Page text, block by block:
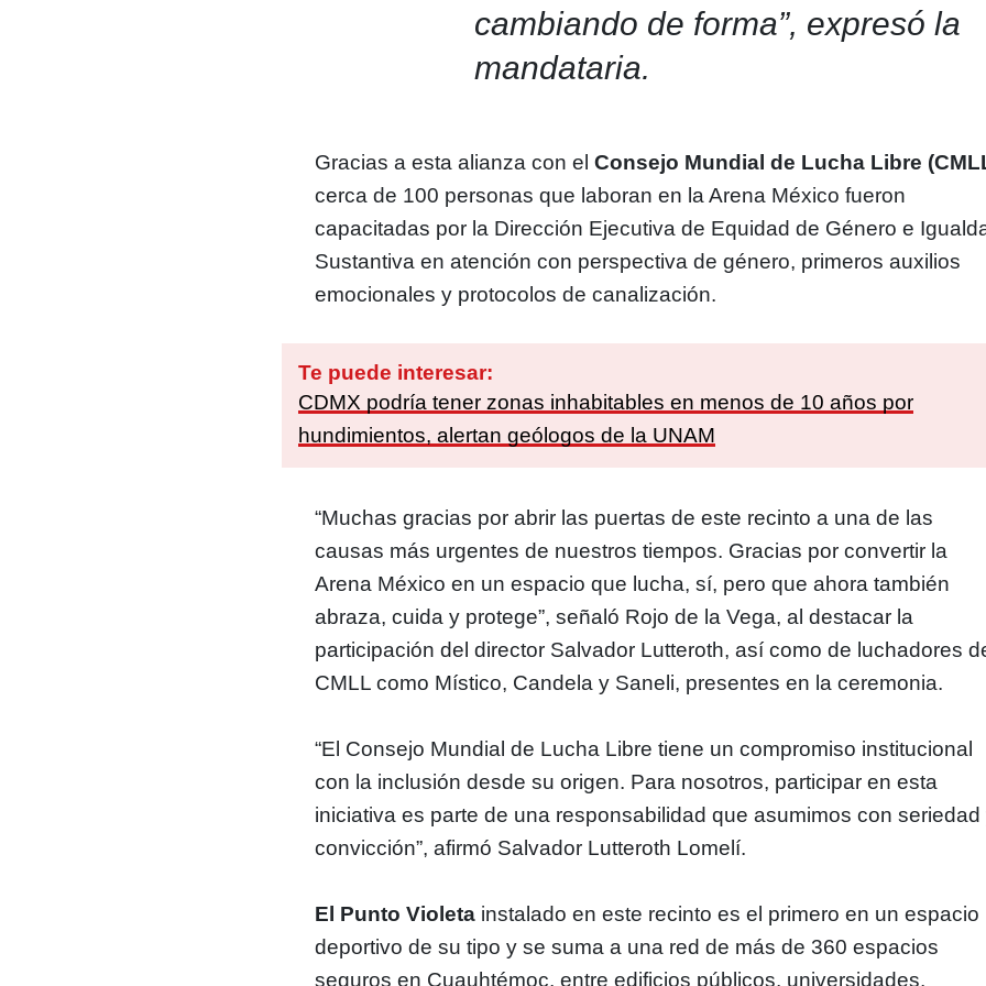
cambiando de forma”, expresó la
mandataria.
Gracias a esta alianza con elConsejo Mundial de Lucha Libre
cerca de 100 personas que laboran en la Arena México fueron
capacitadas por la Dirección Ejecutiva de Equidad de Género e
Sustantiva en atención con perspectiva de género, primeros auxilios
emocionales y protocolos de canalización.
Te puede interesar:
CDMX podría tener zonas inhabitables en menos de 10 años por
hundimientos, alertan geólogos de la UNAM
“Muchas gracias por abrir las puertas de este recinto a una de las
causas más urgentes de nuestros tiempos. Gracias por convertir la
Arena México en un espacio que lucha, sí, pero que ahora también
abraza, cuida y protege”, señaló Rojo de la Vega, al destacar la
participación del director Salvador Lutteroth, así como de luchadores
CMLL como Místico, Candela y Saneli, presentes en la ceremonia.
“El Consejo Mundial de Lucha Libre tiene un compromiso institucional
con la inclusión desde su origen. Para nosotros, participar en esta
iniciativa es parte de una responsabilidad que asumimos con seriedad
convicción”, afirmó Salvador Lutteroth Lomelí.
El Punto Violeta instalado en este recinto es el primero en un espacio
deportivo de su tipo y se suma a una red de más de 360 espacios
seguros en Cuauhtémoc, entre edificios públicos, universidades,